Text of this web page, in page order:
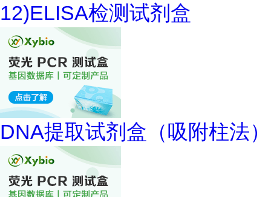
12)ELISA检测试剂盒
DNA提取试剂盒（吸附柱法）